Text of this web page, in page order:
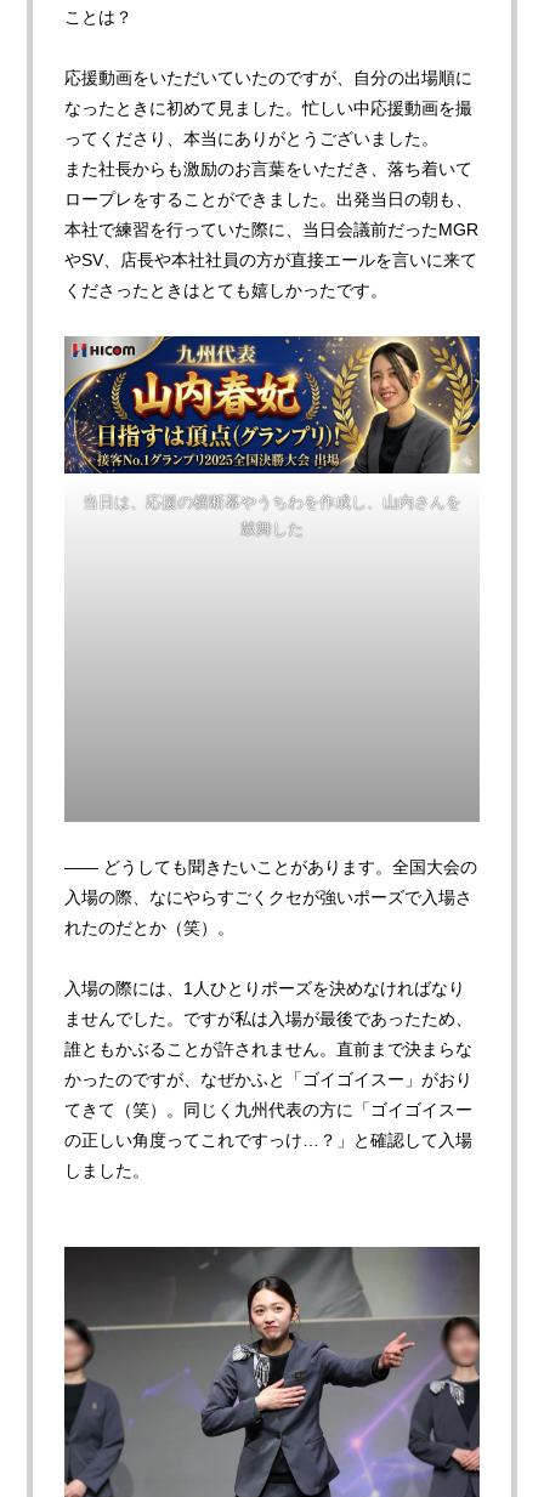
ことは ？
応援動画をいただいていたのですが、自分の出場順に
なったときに初めて見ました。忙しい中応援動画を撮
ってくださり、本当にありがとうございました。
また社長からも激励のお言葉をいただき、落ち着いて
ロープレをすることができました。出発当日の朝も、
本社で練習を行っていた際に、当日会議前だったMGR
やSV、店長や本社社員の方が直接エールを言いに来て
くださったときはとても嬉しかったです。
当日は、応援の横断幕やうちわを作成し、山内さんを
鼓舞した
—— どうしても聞きたいことがあります。全国大会の
入場の際、なにやらすごくクセが強いポーズで入場さ
れたのだとか（笑）。
入場の際には、1人ひとりポーズを決めなければなり
ませんでした。ですが私は入場が最後であったため、
誰ともかぶることが許されません。直前まで決まらな
かったのですが、なぜかふと「ゴイゴイスー」がおり
てきて（笑）。同じく九州代表の方に「ゴイゴイスー
の正しい角度ってこれですっけ…？」と確認して入場
しました。